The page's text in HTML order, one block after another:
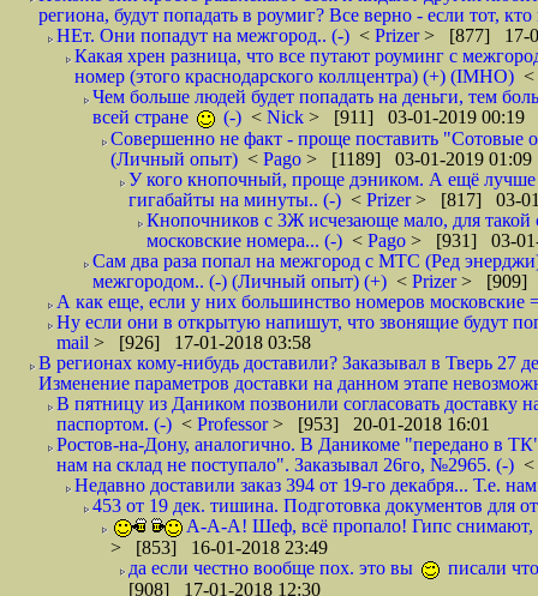
региона, будут попадать в роумиг? Все верно - если тот,
НЕт. Они попадут на межгород.. (-) < Prizer> [877] 17-
Какая хрен разница, что все путают роуминг с
номер (этого краснодарского коллцентра) (+) (IMHO) <
Чем больше людей будет попадать на деньги, тем
всей стране
(-) < Nick > [911] 03-01-2019 00:19
Совершенно не факт - проще поставить "Сотовые
(Личный опыт) < Pago > [1189] 03-01-2019 01:09
У кого кнопочный, проще дэником. А ещё лучше
гигабайты на минуты.. (-) < Prizer> [817] 03-
Кнопочников с 3Ж исчезающе мало, для такой
московские номера... (-) < Pago > [931] 03-01-
Сам два раза попал на межгород с МТС (Ред
межгородом.. (-) (Личный опыт) (+) < Prizer> [909]
А как еще, если у них большинство номеров московские
Ну если они в открытую напишут, что звонящие будут
mail > [926] 17-01-2018 03:58
В регионах кому-нибудь доставили? Заказывал в Тверь 27
Изменение параметров доставки на данном этапе
В пятницу из Даником позвонили согласовать доставку
паспортом. (-) < Professor> [953] 20-01-2018 16:01
Ростов-на-Дону, аналогично. В Даникоме "передано в
нам на склад не поступало". Заказывал 26го, №2965. (-) <
Недавно доставили заказ 394 от 19-го декабря... Т.е.
453 от 19 дек. тишина. Подготовка документов для
А-А-А! Шеф, всё пропало! Гипс снимают,
> [853] 16-01-2018 23:49
да если честно вообще пох. это вы
писали
[908] 17-01-2018 12:30